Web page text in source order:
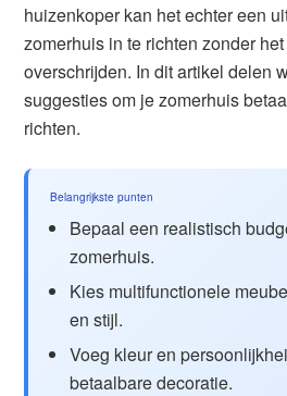
huizenkoper kan het echter een
zomerhuis in te richten zonder
overschrijden. In dit artikel delen
suggesties om je zomerhuis
richten.
Belangrijkste punten
Bepaal een realistisch
zomerhuis.
Kies multifunctionele
en stijl.
Voeg kleur en
betaalbare decoratie.